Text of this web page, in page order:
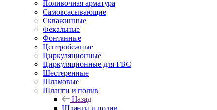
Поливочная арматура
Самовсасывающие
Скважинные
Фекальные
Фонтанные
Центробежные
Циркуляционные
Циркуляционные для ГВС
Шестеренные
Шламовые
Шланги и полив
Назад
Шланги и полив